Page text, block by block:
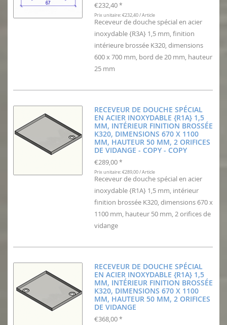
€232,40 *
Prix unitaire: €232,40 / Article
Receveur de douche spécial en acier
inoxydable {R3A} 1,5 mm, finition
intérieure brossée K320, dimensions
600 x 700 mm, bord de 20 mm, hauteur
25 mm
RECEVEUR DE DOUCHE SPÉCIAL
EN ACIER INOXYDABLE {R1A} 1,5
MM, INTÉRIEUR FINITION BROSSÉE
K320, DIMENSIONS 670 X 1100
MM, HAUTEUR 50 MM, 2 ORIFICES
DE VIDANGE - COPY - COPY
€289,00 *
Prix unitaire: €289,00 / Article
Receveur de douche spécial en acier
inoxydable {R1A} 1,5 mm, intérieur
finition brossée K320, dimensions 670 x
1100 mm, hauteur 50 mm, 2 orifices de
vidange
RECEVEUR DE DOUCHE SPÉCIAL
EN ACIER INOXYDABLE {R1A} 1,5
MM, INTÉRIEUR FINITION BROSSÉE
K320, DIMENSIONS 670 X 1100
MM, HAUTEUR 50 MM, 2 ORIFICES
DE VIDANGE
€368,00 *